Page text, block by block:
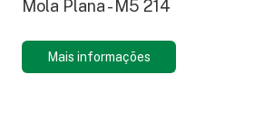
Mola Plana - M5 214
Mais informações